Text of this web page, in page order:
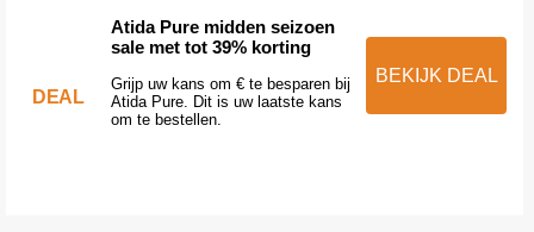
DEAL
Atida Pure midden seizoen
sale met tot 39% korting
Grijp uw kans om € te besparen bij
Atida Pure. Dit is uw laatste kans
om te bestellen.
BEKIJK DEAL